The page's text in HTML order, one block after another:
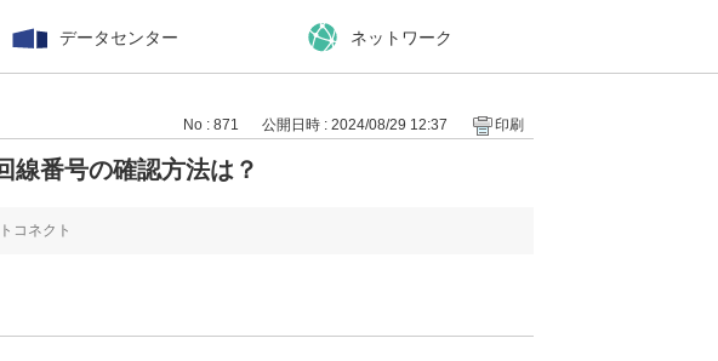
データセンター ネットワーク
No : 871 公開日時 : 2024/08/29 12:37 印刷
線番号の確認方法は？
コネクト